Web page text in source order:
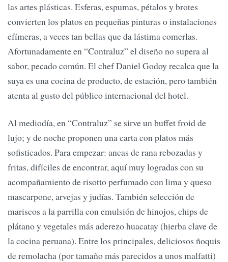
las artes plásticas. Esferas, espumas, pétalos y brotes
convierten los platos en pequeñas pinturas o instalaciones
efímeras, a veces tan bellas que da lástima comerlas.
Afortunadamente en “Contraluz” el diseño no supera al
sabor, pecado común. El chef Daniel Godoy recalca que la
suya es una cocina de producto, de estación, pero también
atenta al gusto del público internacional del hotel.
Al mediodía, en “Contraluz” se sirve un buffet froid de
lujo; y de noche proponen una carta con platos más
sofisticados. Para empezar: ancas de rana rebozadas y
fritas, difíciles de encontrar, aquí muy logradas con su
acompañamiento de risotto perfumado con lima y queso
mascarpone, arvejas y judías. También selección de
mariscos a la parrilla con emulsión de hinojos, chips de
plátano y vegetales más aderezo huacatay (hierba clave de
la cocina peruana). Entre los principales, deliciosos ñoquis
de remolacha (por tamaño más parecidos a unos malfatti)